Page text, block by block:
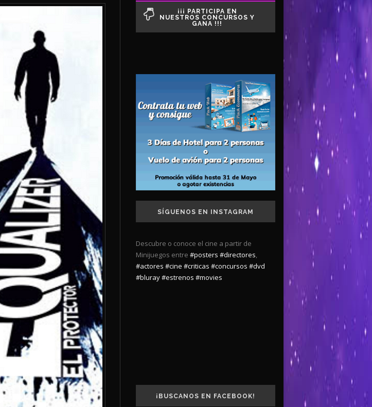
¡¡¡ PARTICIPA EN
NUESTROS CONCURSOS Y
GANA !!!
SÍGUENOS EN INSTAGRAM
Descubre o conoce el cine a partir de
Minijuegos entre #posters #directores,
#actores #cine #criticas #concursos #dvd
#bluray#estrenos #movies
¡BUSCANOS EN FACEBOOK!